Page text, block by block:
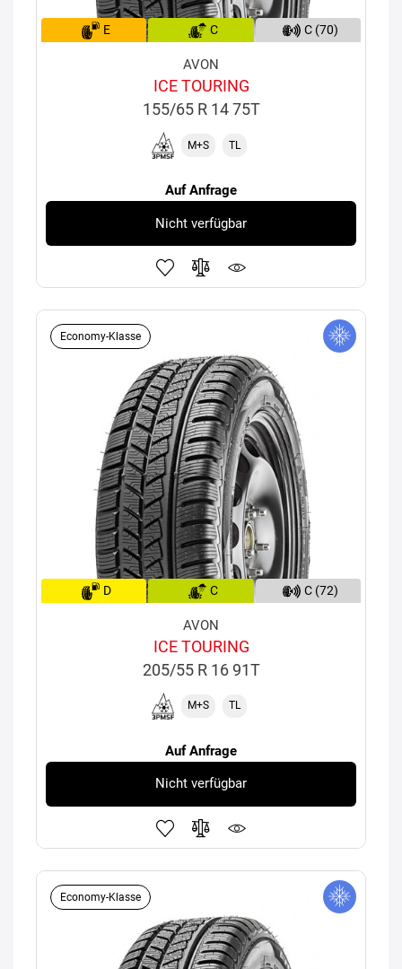
E C C (70)
AVON
ICE TOURING
155/65 R 14 75T
M+S TL
Auf Anfrage
Nicht verfügbar
Economy-Klasse
D C C (72)
AVON
ICE TOURING
205/55 R 16 91T
M+S TL
Auf Anfrage
Nicht verfügbar
Economy-Klasse